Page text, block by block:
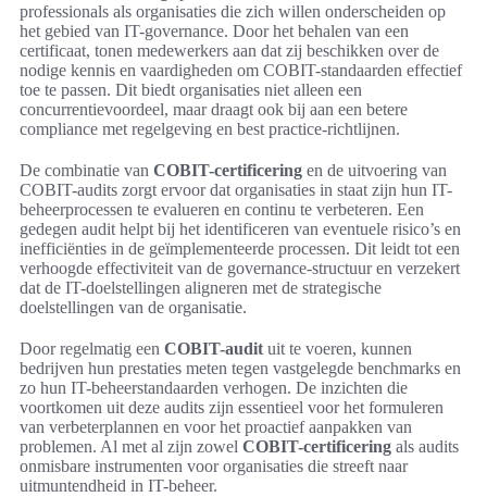
professionals als organisaties die zich willen onderscheiden op
het gebied van IT-governance. Door het behalen van een
certificaat, tonen medewerkers aan dat zij beschikken over de
nodige kennis en vaardigheden om COBIT-standaarden effectief
toe te passen. Dit biedt organisaties niet alleen een
concurrentievoordeel, maar draagt ook bij aan een betere
compliance met regelgeving en best practice-richtlijnen.
De combinatie van COBIT-certificering en de uitvoering van
COBIT-audits zorgt ervoor dat organisaties in staat zijn hun IT-
beheerprocessen te evalueren en continu te verbeteren. Een
gedegen audit helpt bij het identificeren van eventuele risico’s en
inefficiënties in de geïmplementeerde processen. Dit leidt tot een
verhoogde effectiviteit van de governance-structuur en verzekert
dat de IT-doelstellingen aligneren met de strategische
doelstellingen van de organisatie.
Door regelmatig een COBIT-audit uit te voeren, kunnen
bedrijven hun prestaties meten tegen vastgelegde benchmarks en
zo hun IT-beheerstandaarden verhogen. De inzichten die
voortkomen uit deze audits zijn essentieel voor het formuleren
van verbeterplannen en voor het proactief aanpakken van
problemen. Al met al zijn zowel COBIT-certificering als audits
onmisbare instrumenten voor organisaties die streeft naar
uitmuntendheid in IT-beheer.